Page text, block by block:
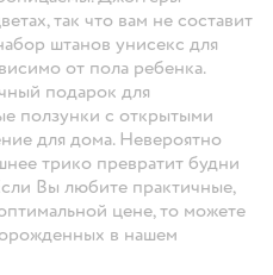
так что вам не составит
штанов унисекс для
от пола ребенка.
подарок для
ползунки с открытыми
для дома. Невероятно
трико превратит будни
Вы любите практичные,
цене, то можете
в нашем